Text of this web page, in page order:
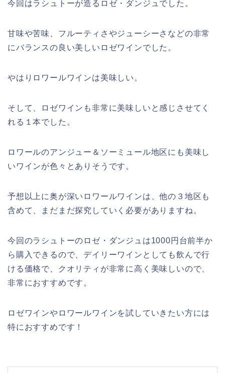
今回はラシュトーが造るロゼ・ダンジュでした。
甘味や苦味、フルーティさやジューシーさなどの非常
にバランスの良い美しいロゼワインでした。
やはりロワールワインは美味しい。
そして、ロゼワインも非常に美味しいと感じさせてく
れる１本でした。
ロワールのアンジュー＆ソーミュール地区にも美味し
いワインが色々とありそうです。
予想以上に奥が深いロワールワインは、他の３地区も
含めて、まだまだ探究していく必要がありますね。
今回のラシュトーのロゼ・ダンジュは1000円台前半か
ら購入できるので、デイリーワインとしても飲んで行
ける価格で、クオリティが非常に高く美味しいので、
非常におすすめです。
ロゼワインやロワールワインを試していきたい方には
特におすすめです！